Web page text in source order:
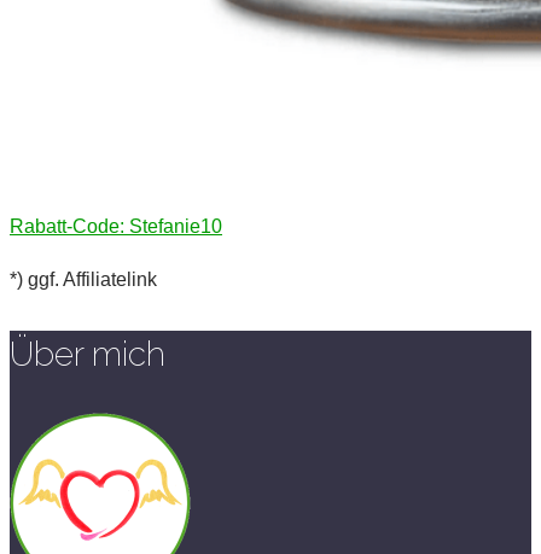
Rabatt-Code: Stefanie10
*) ggf. Affiliatelink
Über mich